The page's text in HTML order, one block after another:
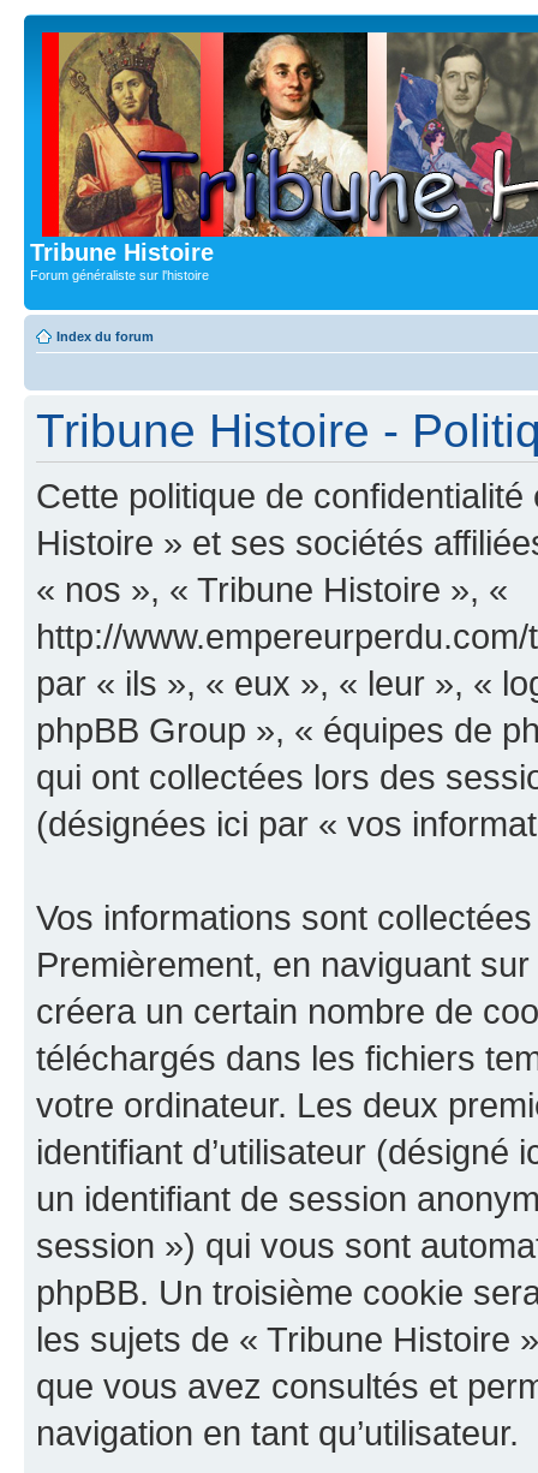
Tribune Histoire
Forum généraliste sur l'histoire
Index du forum
Tribune Histoire -
Cette politique de
Histoire » et ses sociétés
« nos », « Tribune Histoire », «
http://
par « ils », « eux », « leur », «
phpBB Group », « équipes de
qui ont collectées lors des
(désignées ici par « vos
Vos informations sont
Premièrement, en naviguant
créera un certain nombre de
téléchargés dans les fichiers
votre ordinateur. Les deux
identifiant d’utilisateur (désigné
un identifiant de session
session ») qui vous sont
phpBB. Un troisième cookie
les sujets de « Tribune Histoire
que vous avez consultés et
navigation en tant qu’utilisateur.